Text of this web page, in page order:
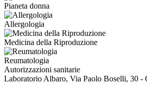
Pianeta donna
Allergologia
Medicina della Riproduzione
Reumatologia
Autorizzazioni sanitarie
Laboratorio Albaro, Via Paolo Boselli, 30 -